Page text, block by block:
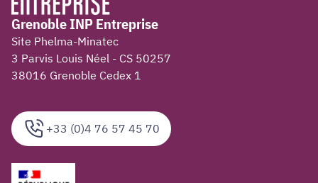
+33 (0)4 76 57 45 70
Grenoble INP Entreprise
Site Phelma-Minatec
3 Parvis Louis Néel - CS 50257
38016 Grenoble Cedex 1